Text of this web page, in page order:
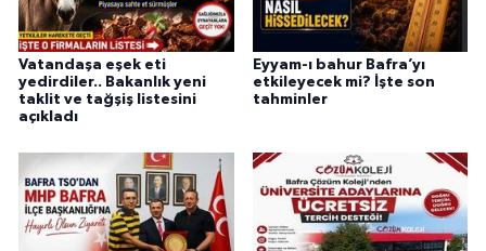
Vatandaşa eşek eti
yedirdiler.. Bakanlık yeni
taklit ve tağşiş listesini
açıkladı
Eyyam-ı bahur Bafra’yı
etkileyecek mi? İşte son
tahminler